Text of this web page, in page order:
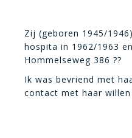
Zij (geboren 1945/
hospita in 1962/1963
Hommelseweg 386 ??
Ik was bevriend met
contact met haar willen